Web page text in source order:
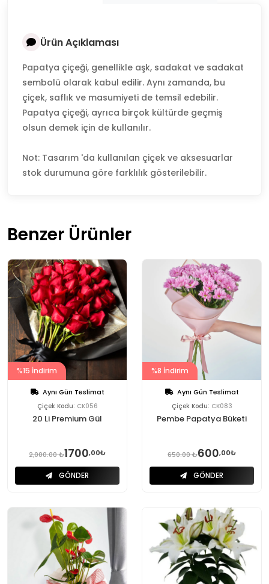
Ürün Açıklaması
Papatya çiçeği, genellikle aşk, sadakat ve sadakat
sembolü olarak kabul edilir. Aynı zamanda, bu
çiçek, saflık ve masumiyeti de temsil edebilir.
Papatya çiçeği, ayrıca birçok kültürde geçmiş
olsun demek için de kullanılır.
Not: Tasarım 'da kullanılan çiçek ve aksesuarlar
stok durumuna göre farklılık gösterilebilir.
Benzer Ürünler
%15 İndirim
Aynı Gün Teslimat
Çiçek Kodu: CK056
20 Li Premium Gül
2,000.00 ₺1700,00₺
GÖNDER
%8 İndirim
Aynı Gün Teslimat
Çiçek Kodu: CK083
Pembe Papatya Büketi
650.00 ₺600,00₺
GÖNDER